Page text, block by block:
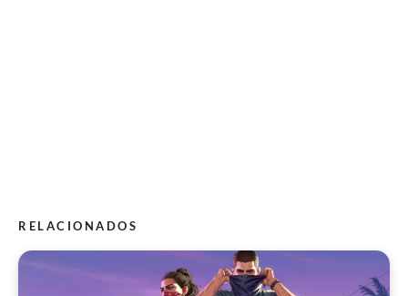
RELACIONADOS